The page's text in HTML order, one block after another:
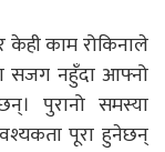
केही काम रोकिनाले
सजग नहुँदा आफ्नो
पुरानो समस्या
पूरा हुनेछन्